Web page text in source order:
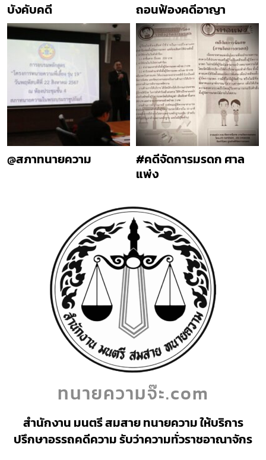
บังคับคดี ถอนฟ้องคดีอาญา
@สภาทนายความ
#คดีจัดการมรดก ศาล
แพ่ง
ทนายความจ๊ะ.com
สำนักงาน มนตรี สมสาย ทนายความ ให้บริการ
ปรึกษาอรรถคดีความ รับว่าความทั่วราชอาณาจักร